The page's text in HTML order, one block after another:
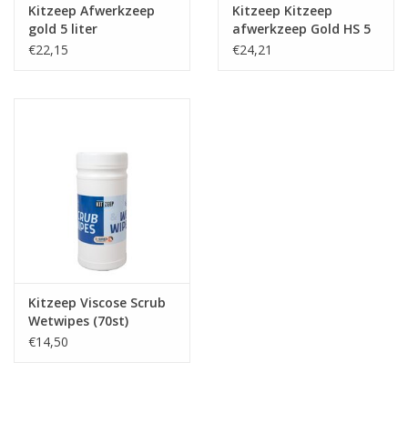
Kitzeep Afwerkzeep
gold 5 liter
€22,15
Kitzeep Kitzeep
afwerkzeep Gold HS 5
Liter
€24,21
Kitzeep Viscose Scrub
Wetwipes (70st)
€14,50